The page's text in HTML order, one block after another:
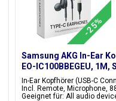
-25%
Samsung AKG In-Ear
EO-IC100BBEGEU,
8806090270123;EO-
In-Ear Kopfhörer (USB-C
Incl. Remote, Microphone,
Geeignet für: All audio